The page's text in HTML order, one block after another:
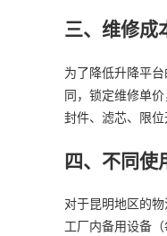
三、维修成
为了降低升降平
同，锁定维修单
封件、滤芯、限
四、不同使
对于昆明地区的
工厂内备用设备